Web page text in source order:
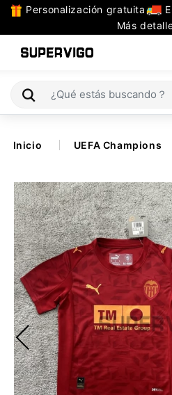
Personalización gratuita
Más
TODAS
LAS
CATEGORIAS
La Liga
Bundesliga
Premier League
Serie A
Ligue 1
Otras Ligas
Niños
Inicio UEFA Champions